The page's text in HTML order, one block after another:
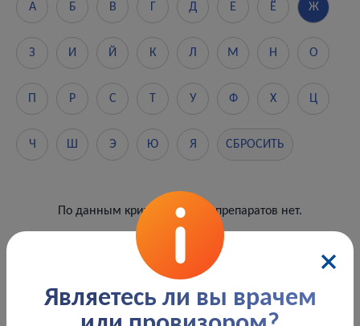
А Б В Д Е Ё Ж
З И Й К Л М Н О
Р С У Ф Х Ц
Ч Ш Э Ю Я СБРОСИТЬ
По данным критериям пока препаратов нет.
Являетесь ли вы врачем